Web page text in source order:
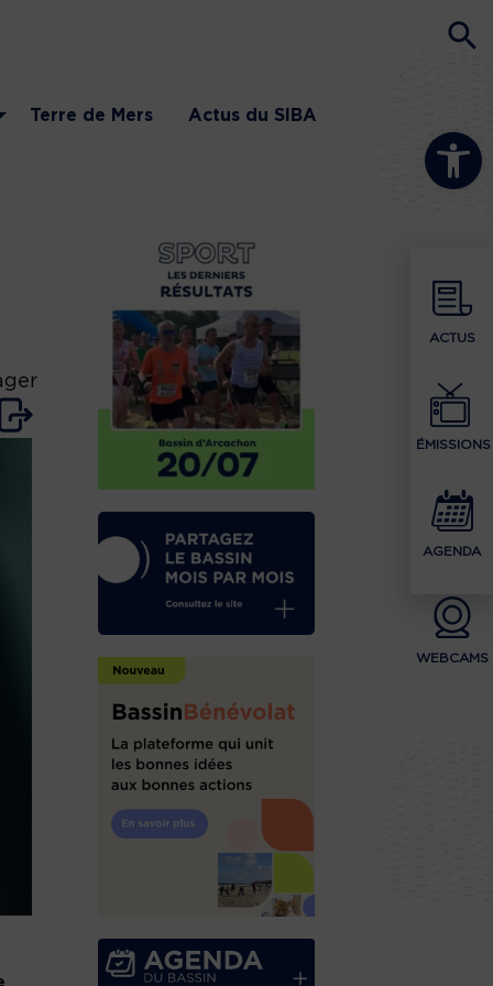
Ouvrir la
ACTUS
ÉMISSIONS
AGENDA
WEBCAMS
Terre de Mers Actus du SIBA